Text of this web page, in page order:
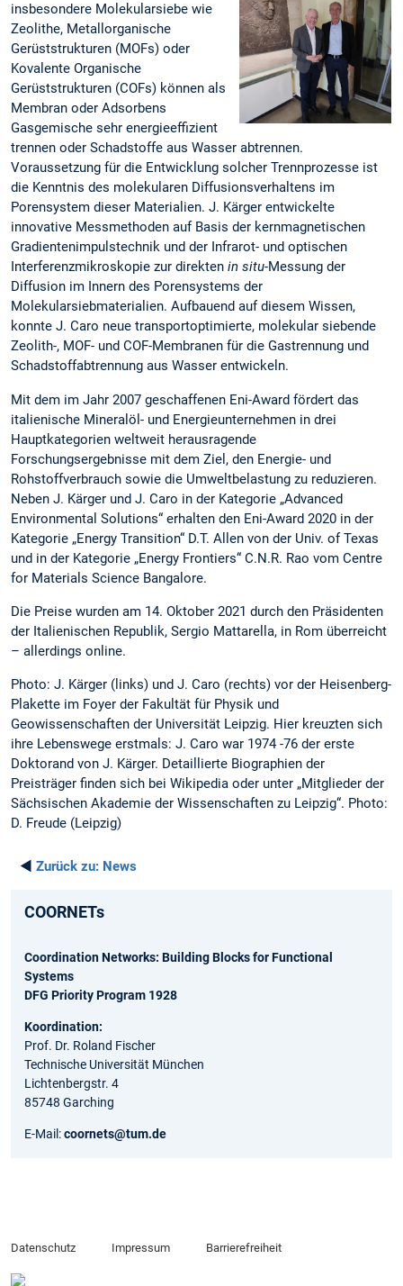
insbesondere Molekularsiebe wie
Zeolithe, Metallorganische
Gerüststrukturen (MOFs) oder
Kovalente Organische
Gerüststrukturen (COFs) können als
Membran oder Adsorbens
Gasgemische sehr energieeffizient
trennen oder Schadstoffe aus Wasser abtrennen.
Voraussetzung für die Entwicklung solcher Trennprozesse ist
die Kenntnis des molekularen Diffusionsverhaltens im
Porensystem dieser Materialien. J. Kärger entwickelte
innovative Messmethoden auf Basis der kernmagnetischen
Gradientenimpulstechnik und der Infrarot- und optischen
Interferenzmikroskopie zur direkten in situ-Messung der
Diffusion im Innern des Porensystems der
Molekularsiebmaterialien. Aufbauend auf diesem Wissen,
konnte J. Caro neue transportoptimierte, molekular siebende
Zeolith-, MOF- und COF-Membranen für die Gastrennung und
Schadstoffabtrennung aus Wasser entwickeln.
Mit dem im Jahr 2007 geschaffenen Eni-Award fördert das
italienische Mineralöl- und Energieunternehmen in drei
Hauptkategorien weltweit herausragende
Forschungsergebnisse mit dem Ziel, den Energie- und
Rohstoffverbrauch sowie die Umweltbelastung zu reduzieren.
Neben J. Kärger und J. Caro in der Kategorie „Advanced
Environmental Solutions“ erhalten den Eni-Award 2020 in der
Kategorie „Energy Transition“ D.T. Allen von der Univ. of Texas
und in der Kategorie „Energy Frontiers“ C.N.R. Rao vom Centre
for Materials Science Bangalore.
Die Preise wurden am 14. Oktober 2021 durch den Präsidenten
der Italienischen Republik, Sergio Mattarella, in Rom überreicht
– allerdings online.
Photo: J. Kärger (links) und J. Caro (rechts) vor der Heisenberg-
Plakette im Foyer der Fakultät für Physik und
Geowissenschaften der Universität Leipzig. Hier kreuzten sich
ihre Lebenswege erstmals: J. Caro war 1974 -76 der erste
Doktorand von J. Kärger. Detaillierte Biographien der
Preisträger finden sich bei Wikipedia oder unter „Mitglieder der
Sächsischen Akademie der Wissenschaften zu Leipzig“. Photo:
D. Freude (Leipzig)
◄ Zurück zu: News
COORNETs
Coordination Networks: Building Blocks for Functional
Systems
DFG Priority Program 1928
Koordination:
Prof. Dr. Roland Fischer
Technische Universität München
Lichtenbergstr. 4
85748 Garching
E-Mail:coornets@tum.de
Datenschutz Impressum Barrierefreiheit